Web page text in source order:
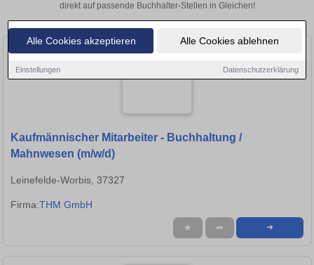
Alle Cookies akzeptieren Alle Cookies ablehnen
Einstellungen Datenschutzerklärung
direkt auf passende Buchhalter-Stellen in Gleichen!
Kaufmännischer Mitarbeiter - Buchhaltung /
Mahnwesen (m/w/d)
Leinefelde-Worbis, 37327
Firma:THM GmbH
★ ➦ ➜